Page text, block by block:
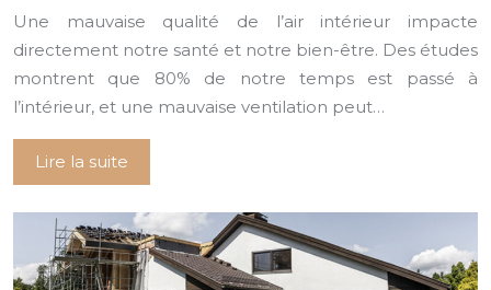
Une mauvaise qualité de l’air intérieur impacte
directement notre santé et notre bien-être. Des études
montrent que 80% de notre temps est passé à
l’intérieur, et une mauvaise ventilation peut…
Lire la suite